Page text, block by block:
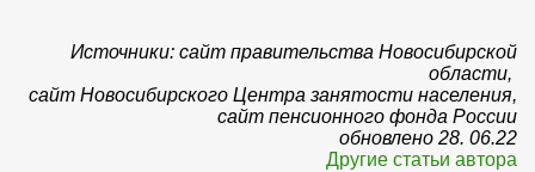
Источники: сайт правительства Новосибирской
области,
сайт Новосибирского Центра занятости населения,
сайт пенсионного фонда России
обновлено 28. 06.22
Другие статьи автора